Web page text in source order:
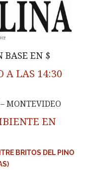
BASE EN $
A LAS 14:30
MONTEVIDEO
EN
BRITOS DEL PINO